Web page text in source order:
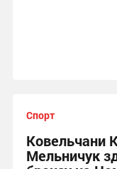
Спорт
Ковельчани
Мельничук